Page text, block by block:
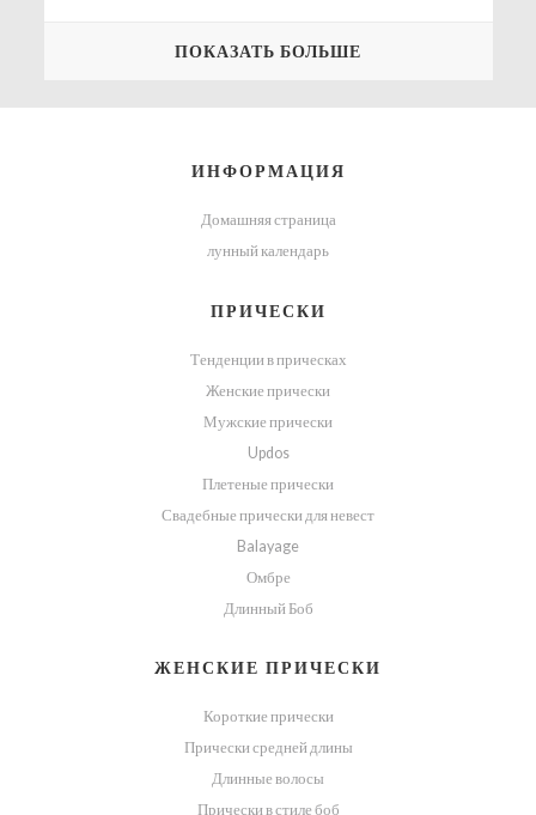
ПОКАЗАТЬ БОЛЬШЕ
ИНФОРМАЦИЯ
Домашняя страница
лунный календарь
ПРИЧЕСКИ
Тенденции в прическах
Женские прически
Мужские прически
Updos
Плетеные прически
Свадебные прически для невест
Balayage
Омбре
Длинный Боб
ЖЕНСКИЕ ПРИЧЕСКИ
Короткие прически
Прически средней длины
Длинные волосы
Прически в стиле боб